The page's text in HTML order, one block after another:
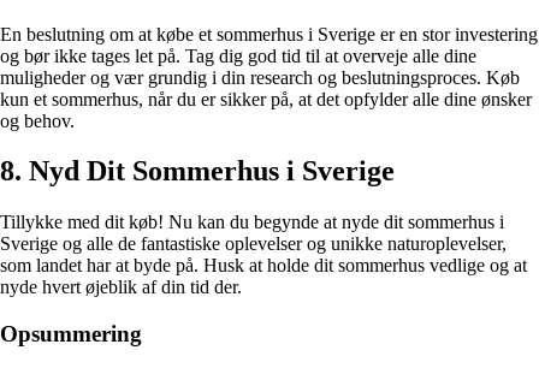
En beslutning om at købe et sommerhus i Sverige er en stor investering
og bør ikke tages let på. Tag dig god tid til at overveje alle dine
muligheder og vær grundig i din research og beslutningsproces. Køb
kun et sommerhus, når du er sikker på, at det opfylder alle dine ønsker
og behov.
8. Nyd Dit Sommerhus i Sverige
Tillykke med dit køb! Nu kan du begynde at nyde dit sommerhus i
Sverige og alle de fantastiske oplevelser og unikke naturoplevelser,
som landet har at byde på. Husk at holde dit sommerhus vedlige og at
nyde hvert øjeblik af din tid der.
Opsummering